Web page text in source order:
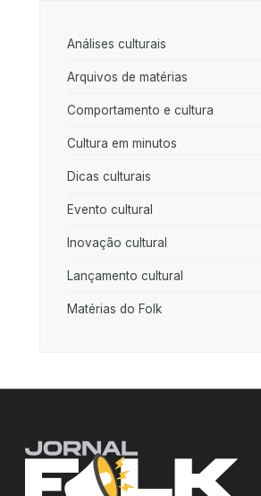
Análises culturais
Arquivos de matérias
Comportamento e cultura
Cultura em minutos
Dicas culturais
Evento cultural
Inovação cultural
Lançamento cultural
Matérias do Folk